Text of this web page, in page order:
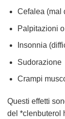
Cefalea (mal
Palpitazioni
Insonnia
Sudorazione
Crampi
Questi effetti
del *clenbuterol